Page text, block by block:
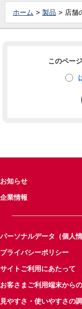
ホーム 製品 店舗
このペー
お知らせ
企業情報
パーソナルデータ（個人
プライバシーポリシー
サイトご利用にあたって
お客さまご利用端末から
見やすさ・使いやすさの